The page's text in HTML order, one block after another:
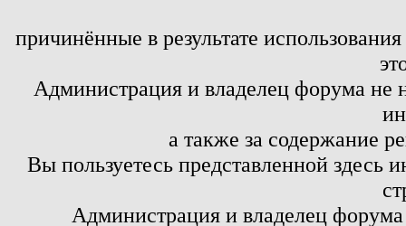
причинённые в результате
Администрация и владелец форума не
а также за содержание
Вы пользуетесь представленной здесь
Администрация и владелец